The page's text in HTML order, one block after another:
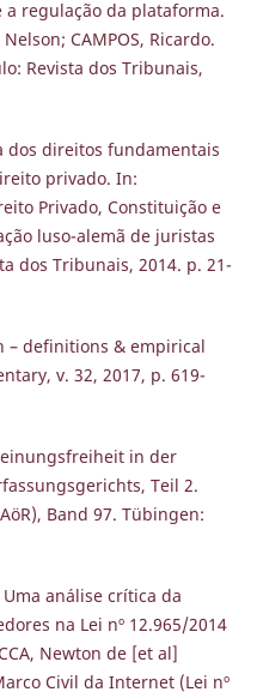
a regulação da plataforma.
CAMPOS, Ricardo.
Revista dos Tribunais,
dos direitos fundamentais
privado. In:
Privado, Constituição e
luso-alemã de juristas
dos Tribunais, 2014. p. 21-
– definitions & empirical
v. 32, 2017, p. 619-
in der
Teil 2.
Band 97. Tübingen:
análise crítica da
na Lei nº 12.965/2014
Newton de [et al]
Civil da Internet (Lei nº